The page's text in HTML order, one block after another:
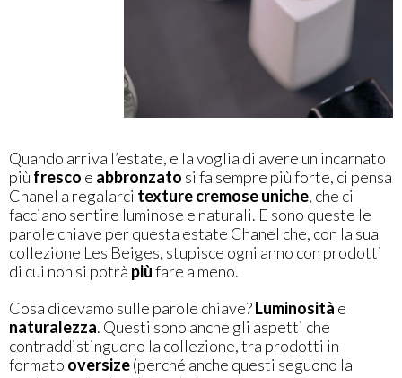
Quando arriva l’estate, e la voglia di avere un incarnato
più fresco e abbronzato si fa sempre più forte, ci pensa
Chanel a regalarci texture cremose uniche, che ci
facciano sentire luminose e naturali. E sono queste le
parole chiave per questa estate Chanel che, con la sua
collezione Les Beiges, stupisce ogni anno con prodotti
di cui non si potrà piùfare a meno.
Cosa dicevamo sulle parole chiave?Luminosità e
naturalezza. Questi sono anche gli aspetti che
contraddistinguono la collezione, tra prodotti in
formato oversize(perché anche questi seguono la